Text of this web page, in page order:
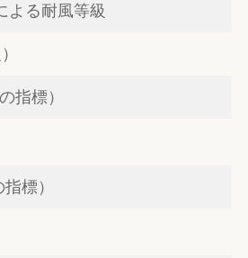
よる耐風等級
指標）
標）